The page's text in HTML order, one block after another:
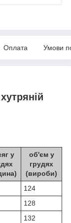
Оплата Умови
у
об'єм у
грудях
(вироби)
124
128
132